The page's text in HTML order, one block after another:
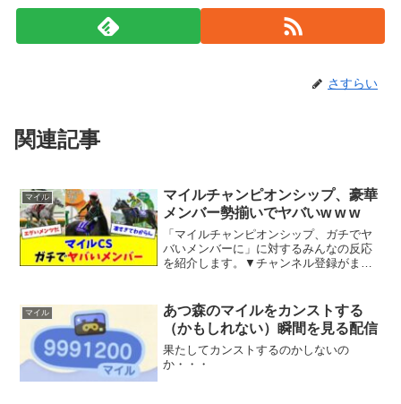
さすらい
関連記事
マイル
マイルチャンピオンシップ、豪華
メンバー勢揃いでヤバいw w w
「マイルチャンピオンシップ、ガチでヤ
バいメンバーに」に対するみんなの反応
を紹介します。▼チャンネル登録がまだ
より使用許諾を得て配信しております。
チャンネル内の動画は...
マイル
あつ森のマイルをカンストする
（かもしれない）瞬間を見る配信
果たしてカンストするのかしないの
か・・・